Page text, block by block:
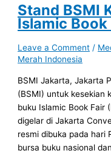
Stand BSMI
Islamic
Leave a Comment /
Merah Indonesia
BSMI Jakarta, Jakarta
(BSMI) untuk kesekian
buku Islamic Book Fair
digelar di Jakarta
resmi dibuka pada hari
bursa buku nasional